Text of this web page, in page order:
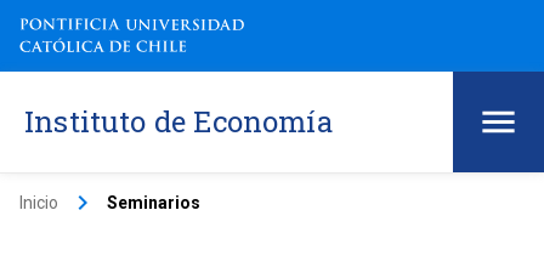
Instituto de Economía
Inicio keyboard_arrow_right Seminarios